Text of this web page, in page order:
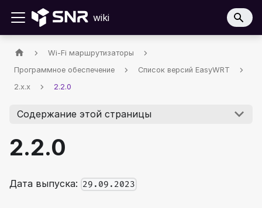
wiki
Wi-Fi маршрутизаторы
Программное обеспечение
Список версий EasyWRT
2.x.x
2.2.0
Содержание этой страницы
2.2.0
Дата выпуска: 29.09.2023